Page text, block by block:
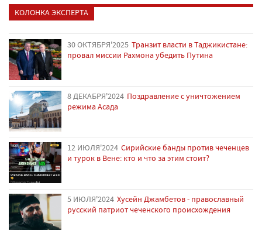
КОЛОНКА ЭКСПЕРТА
30 ОКТЯБРЯ'2025 Транзит власти в Таджикистане:
провал миссии Рахмона убедить Путина
8 ДЕКАБРЯ'2024 Поздравление с уничтожением
режима Асада
12 ИЮЛЯ'2024 Сирийские банды против чеченцев
и турок в Вене: кто и что за этим стоит?
5 ИЮЛЯ'2024 Хусейн Джамбетов - православный
русский патриот чеченского происхождения